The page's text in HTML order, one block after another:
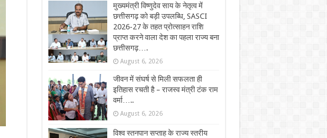
मुख्यमंत्री विष्णुदेव साय के नेतृत्व में
छत्तीसगढ़ को बड़ी उपलब्धि, SASCI
2026-27 के तहत प्रोत्साहन राशि
प्राप्त करने वाला देश का पहला राज्य बना
छत्तीसगढ़….
August 6, 2026
जीवन में संघर्ष से मिली सफलता ही
इतिहास रचती है – राजस्व मंत्री टंक राम
वर्मा…..
August 6, 2026
विश्व स्तनपान सप्ताह के राज्य स्तरीय